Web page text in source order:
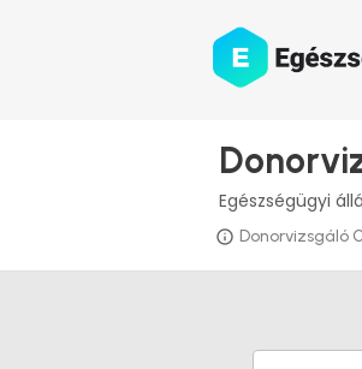
Egészségügyi
Donorvizsgáló